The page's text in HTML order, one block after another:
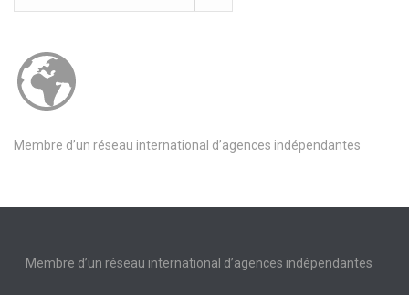
Membre d’un réseau international d’agences indépendantes
Membre d’un réseau international d’agences indépendantes